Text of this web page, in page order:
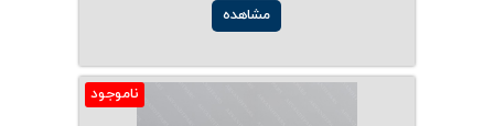
مشاهده
ناموجود